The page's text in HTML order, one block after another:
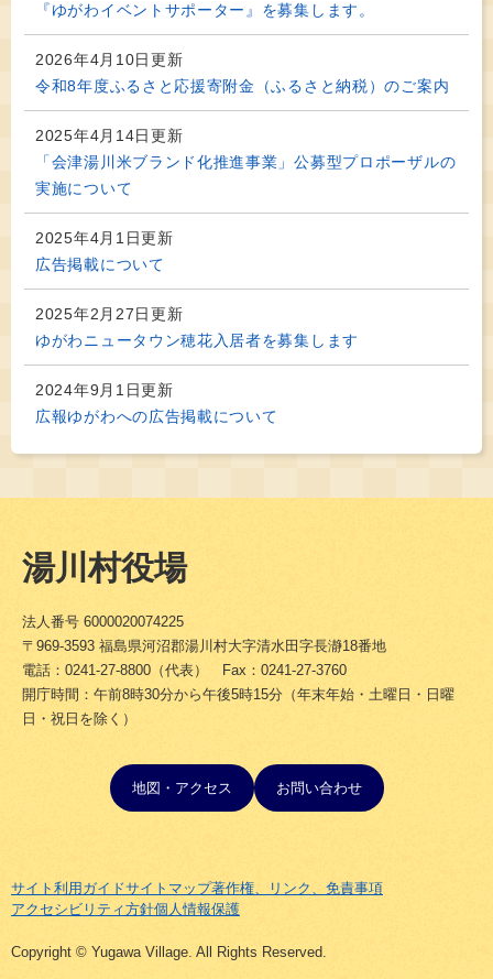
『ゆがわイベントサポーター』を募集します。
2026年4月10日更新
令和8年度ふるさと応援寄附金（ふるさと納税）のご案内
2025年4月14日更新
「会津湯川米ブランド化推進事業」公募型プロポーザルの
実施について
2025年4月1日更新
広告掲載について
2025年2月27日更新
ゆがわニュータウン穂花入居者を募集します
2024年9月1日更新
広報ゆがわへの広告掲載について
湯川村役場
法人番号 6000020074225
〒969-3593 福島県河沼郡湯川村大字清水田字長瀞18番地
電話：0241-27-8800（代表） Fax：0241-27-3760
開庁時間：午前8時30分から午後5時15分（年末年始・土曜日・日曜
日・祝日を除く）
地図・アクセス お問い合わせ
サイト利用ガイドサイトマップ著作権、リンク、免責事項
アクセシビリティ方針個人情報保護
Copyright © Yugawa Village. All Rights Reserved.